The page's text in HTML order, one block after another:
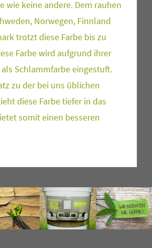
wie keine andere. Dem rauhen
Norwegen, Finnland
trotzt diese Farbe bis zu
Farbe wird aufgrund ihrer
Schlammfarbe eingestuft.
zu der bei uns üblichen
diese Farbe tiefer in das
somit einen besseren